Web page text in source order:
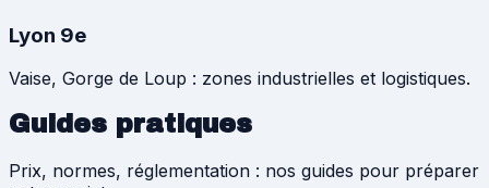
Lyon 9e
Vaise, Gorge de Loup : zones industrielles et logistiques.
Guides pratiques
Prix, normes, réglementation : nos guides pour préparer